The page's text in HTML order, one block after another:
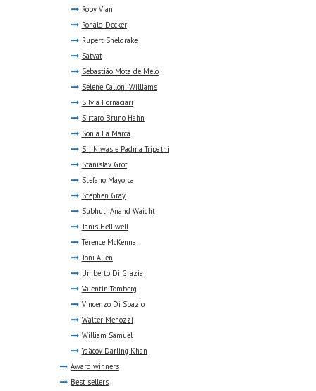
Roby Vian
Ronald Decker
Rupert Sheldrake
Satvat
Sebastião Mota de Melo
Selene Calloni Williams
Silvia Fornaciari
Sirtaro Bruno Hahn
Sonia La Marca
Sri Niwas e Padma Tripathi
Stanislav Grof
Stefano Mayorca
Stephen Gray
Subhuti Anand Waight
Tanis Helliwell
Terence McKenna
Toni Allen
Umberto Di Grazia
Valentin Tomberg
Vincenzo Di Spazio
Walter Menozzi
William Samuel
Ya'acov Darling Khan
Award winners
Best sellers